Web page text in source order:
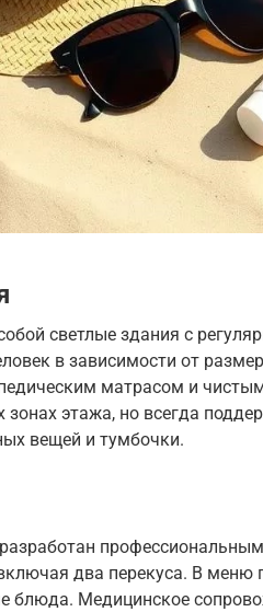
светлые здания с
в зависимости от
матрасом и
этажа, но всегда
вещей и тумбочки.
два перекуса. В
Медицинское